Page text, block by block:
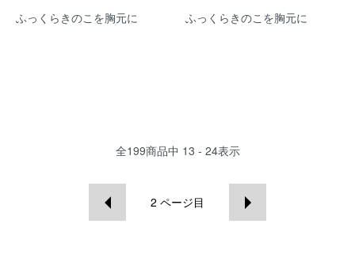
ふっくらきのこを胸元に
ふっくらきのこを胸元に
全199商品中 13 - 24表示
2 ページ目